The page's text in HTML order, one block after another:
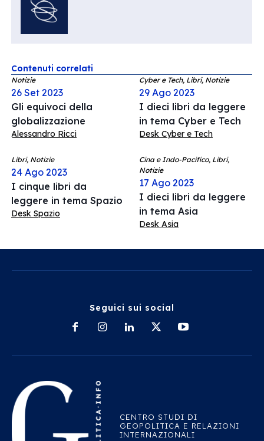
Contenuti correlati
Notizie
26 Set 2023
Gli equivoci della
globalizzazione
Alessandro Ricci
Cyber e Tech, Libri, Notizie
29 Ago 2023
I dieci libri da leggere
in tema Cyber e Tech
Desk Cyber e Tech
Libri, Notizie
24 Ago 2023
I cinque libri da
leggere in tema Spazio
Desk Spazio
Cina e Indo-Pacifico, Libri,
Notizie
17 Ago 2023
I dieci libri da leggere
in tema Asia
Desk Asia
Seguici sui social
CENTRO STUDI DI
GEOPOLITICA E RELAZIONI
INTERNAZIONALI